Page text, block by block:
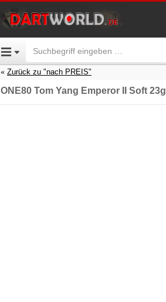
Zurück zu "nach PREIS"
ONE80 Tom Yang Emperor II Soft 23g